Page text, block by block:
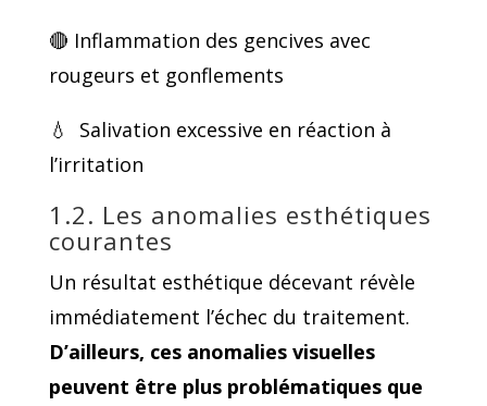
🔴 Inflammation des gencives avec
rougeurs et gonflements
💧 Salivation excessive en réaction à
l’irritation
1.2. Les anomalies esthétiques
courantes
Un résultat esthétique décevant révèle
immédiatement l’échec du traitement.
D’ailleurs, ces anomalies visuelles
peuvent être plus problématiques que